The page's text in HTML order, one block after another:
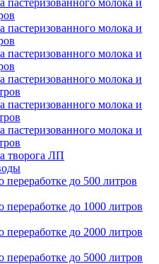
пастеризованного молока и
пастеризованного молока и
пастеризованного молока и
пастеризованного молока и
пастеризованного молока и
творога ЛП
до 500 литров
до 1000 литров
до 2000 литров
до 5000 литров